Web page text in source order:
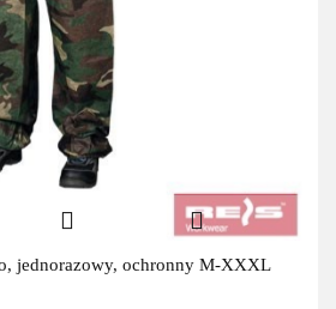
jednorazowy, ochronny M-XXXL